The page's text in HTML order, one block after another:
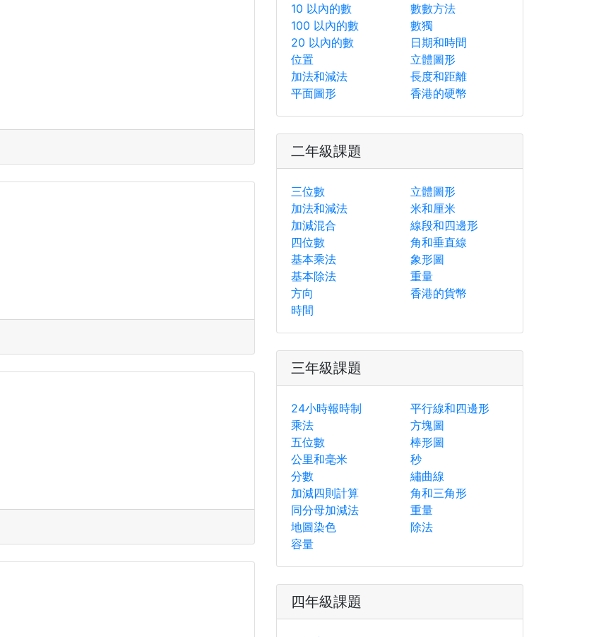
10 以內的數
100 以內的數
20 以內的數
位置
加法和減法
平面圖形
數數方法
數獨
日期和時間
立體圖形
長度和距離
香港的硬幣
二年級課題
三位數
加法和減法
加減混合
四位數
基本乘法
基本除法
方向
時間
立體圖形
米和厘米
線段和四邊形
角和垂直線
象形圖
重量
香港的貨幣
三年級課題
24小時報時制
乘法
五位數
公里和毫米
分數
加減四則計算
同分母加減法
地圖染色
容量
平行線和四邊形
方塊圖
棒形圖
秒
繡曲線
角和三角形
重量
除法
四年級課題